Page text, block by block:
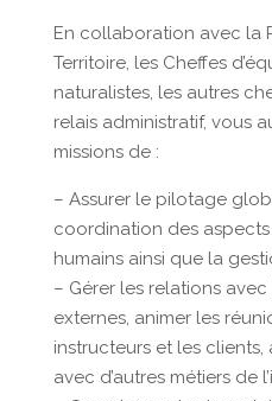
En collaboration avec la
Territoire, les Cheffes
naturalistes, les autres
relais administratif, vous
missions de :
– Assurer le pilotage
coordination des
humains ainsi que la
– Gérer les relations
externes, animer les
instructeurs et les
avec d’autres métiers de